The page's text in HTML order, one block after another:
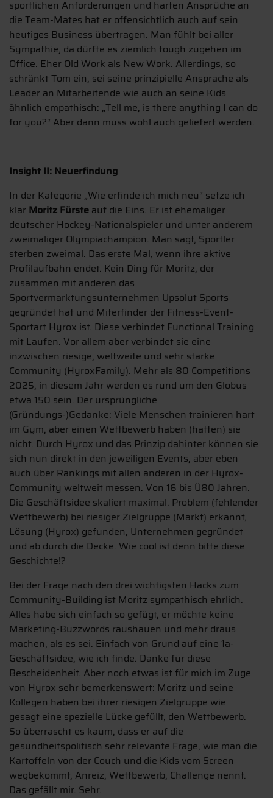
sportlichen Anforderungen und harten Ansprüche an
die Team-Mates hat er offensichtlich auch auf sein
heutiges Business übertragen. Man fühlt bei aller
Sympathie, da dürfte es ziemlich tough zugehen im
Office. Eher Old Work als New Work. Allerdings, so
schränkt Tom ein, sei seine prinzipielle Ansprache als
Leader an Mitarbeitende wie auch an seine Kids
ähnlich empathisch: „Tell me, is there anything I can do
for you?“ Aber dann muss wohl auch geliefert werden.
Insight II: Neuerfindung
In der Kategorie „Wie erfinde ich mich neu“ setze ich
klar Moritz Fürste auf die Eins. Er ist ehemaliger
deutscher Hockey-Nationalspieler und unter anderem
zweimaliger Olympiachampion. Man sagt, Sportler
sterben zweimal. Das erste Mal, wenn ihre aktive
Profilaufbahn endet. Kein Ding für Moritz, der
zusammen mit anderen das
Sportvermarktungsunternehmen Upsolut Sports
gegründet hat und Miterfinder der Fitness-Event-
Sportart Hyrox ist. Diese verbindet Functional Training
mit Laufen. Vor allem aber verbindet sie eine
inzwischen riesige, weltweite und sehr starke
Community (HyroxFamily). Mehr als 80 Competitions
2025, in diesem Jahr werden es rund um den Globus
etwa 150 sein. Der ursprüngliche
(Gründungs-)Gedanke: Viele Menschen trainieren hart
im Gym, aber einen Wettbewerb haben (hatten) sie
nicht. Durch Hyrox und das Prinzip dahinter können sie
sich nun direkt in den jeweiligen Events, aber eben
auch über Rankings mit allen anderen in der Hyrox-
Community weltweit messen. Von 16 bis Ü80 Jahren.
Die Geschäftsidee skaliert maximal. Problem (fehlender
Wettbewerb) bei riesiger Zielgruppe (Markt) erkannt,
Lösung (Hyrox) gefunden, Unternehmen gegründet
und ab durch die Decke. Wie cool ist denn bitte diese
Geschichte!?
Bei der Frage nach den drei wichtigsten Hacks zum
Community-Building ist Moritz sympathisch ehrlich.
Alles habe sich einfach so gefügt, er möchte keine
Marketing-Buzzwords raushauen und mehr draus
machen, als es sei. Einfach von Grund auf eine 1a-
Geschäftsidee, wie ich finde. Danke für diese
Bescheidenheit. Aber noch etwas ist für mich im Zuge
von Hyrox sehr bemerkenswert: Moritz und seine
Kollegen haben bei ihrer riesigen Zielgruppe wie
gesagt eine spezielle Lücke gefüllt, den Wettbewerb.
So überrascht es kaum, dass er auf die
gesundheitspolitisch sehr relevante Frage, wie man die
Kartoffeln von der Couch und die Kids vom Screen
wegbekommt, Anreiz, Wettbewerb, Challenge nennt.
Das gefällt mir. Sehr.